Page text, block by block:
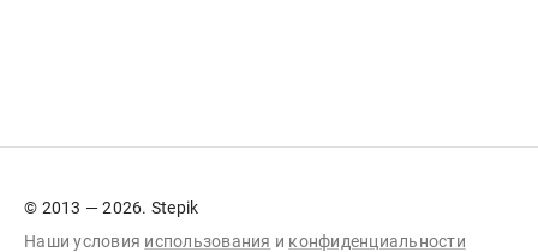
© 2013 — 2026. Stepik
Наши условия использования и конфиденциальности